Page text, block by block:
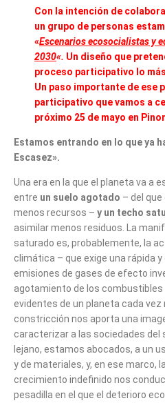
Con la intención de
un grupo de personas
«Escenarios ecosocialistas y
2030«. Un diseño que
proceso participativo lo
Un paso importante de ese
participativo que vamos a
próximo 25 de mayo en
Estamos entrando en lo que ya
Escasez».
Una era en la que el planeta va a
entre un suelo agotado – del
menos recursos – y un techo
asimilar menos residuos. La
saturado es, probablemente, la
climática – que exige una rápida
emisiones de gases de efecto
agotamiento de los
evidentes de un planeta cada vez
constricción nos aporta una
caracterizar a las sociedades del
lejano, estamos abocados, a un
y de materiales, y, en ese marco,
crecimiento indefinido nos
pesadilla en el que el deterioro